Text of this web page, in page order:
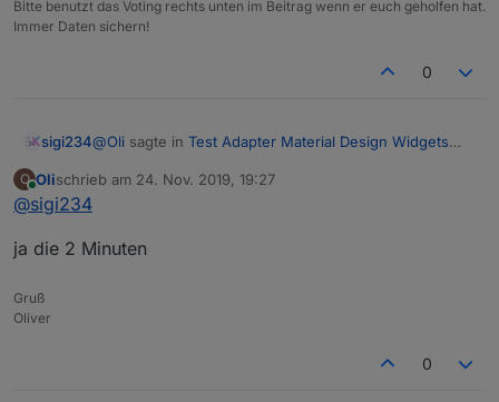
Bitte benutzt das Voting rechts unten im Beitrag wenn er euch geholfen hat.
Immer Daten sichern!
0
sigi234@Oli sagte in Test Adapter Material Design Widgets
im Basic Wiget kann man die breite der einzelnen
Die 2 Minuten? Also bei mir 10
O
Online
Olischrieb am 24. Nov. 2019, 19:27
zuletzt editiert von
@sigi234
ja die 2 Minuten
Gruß
Oliver
0